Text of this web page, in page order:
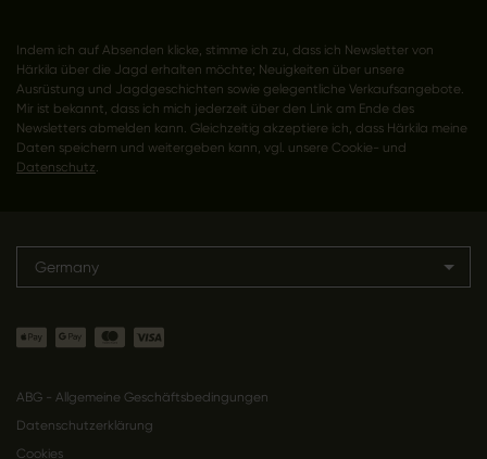
Indem ich auf Absenden klicke, stimme ich zu, dass ich Newsletter von
Härkila über die Jagd erhalten möchte; Neuigkeiten über unsere
Ausrüstung und Jagdgeschichten sowie gelegentliche Verkaufsangebote.
Mir ist bekannt, dass ich mich jederzeit über den Link am Ende des
Newsletters abmelden kann. Gleichzeitig akzeptiere ich, dass Härkila meine
Daten speichern und weitergeben kann, vgl. unsere Cookie- und
Datenschutz.
Germany
ABG - Allgemeine Geschäftsbedingungen
Datenschutzerklärung
Cookies